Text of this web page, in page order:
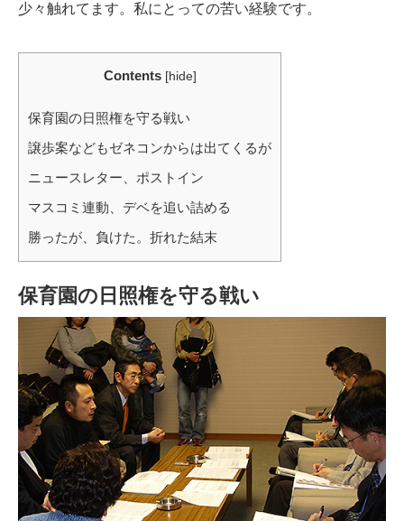
少々触れてます。私にとっての苦い経験です。
Contents [hide]
保育園の日照権を守る戦い
譲歩案などもゼネコンからは出てくるが
ニュースレター、ポストイン
マスコミ連動、デベを追い詰める
勝ったが、負けた。折れた結末
保育園の日照権を守る戦い